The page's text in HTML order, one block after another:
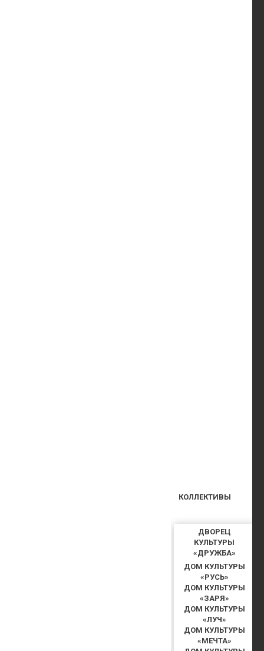
ДВОРЕЦ
КУЛЬТУРЫ
«ДРУЖБА»
ДОМ КУЛЬТУРЫ
«РУСЬ»
ДОМ КУЛЬТУРЫ
«ЗАРЯ»
ДОМ КУЛЬТУРЫ
«ЛУЧ»
ДОМ КУЛЬТУРЫ
«МЕЧТА»
КОЛЛЕКТИВЫ